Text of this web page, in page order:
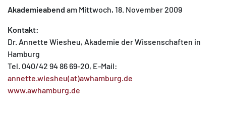
Akademieabend am Mittwoch, 18. November 2009
Kontakt:
Dr. Annette Wiesheu, Akademie der Wissenschaften in
Hamburg
Tel. 040/42 94 86 69-20, E-Mail:
annette.wiesheu(at)awhamburg.de
www.awhamburg.de